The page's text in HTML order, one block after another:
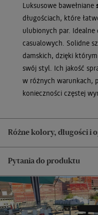
Luksusowe bawełniane
długościach, które
ulubionych par.
casualowych. Solidne
damskich, dzięki
swój styl. Ich jakość
w różnych warunkach,
konieczności częstej
Różne kolory, długości i
Pytania do produktu